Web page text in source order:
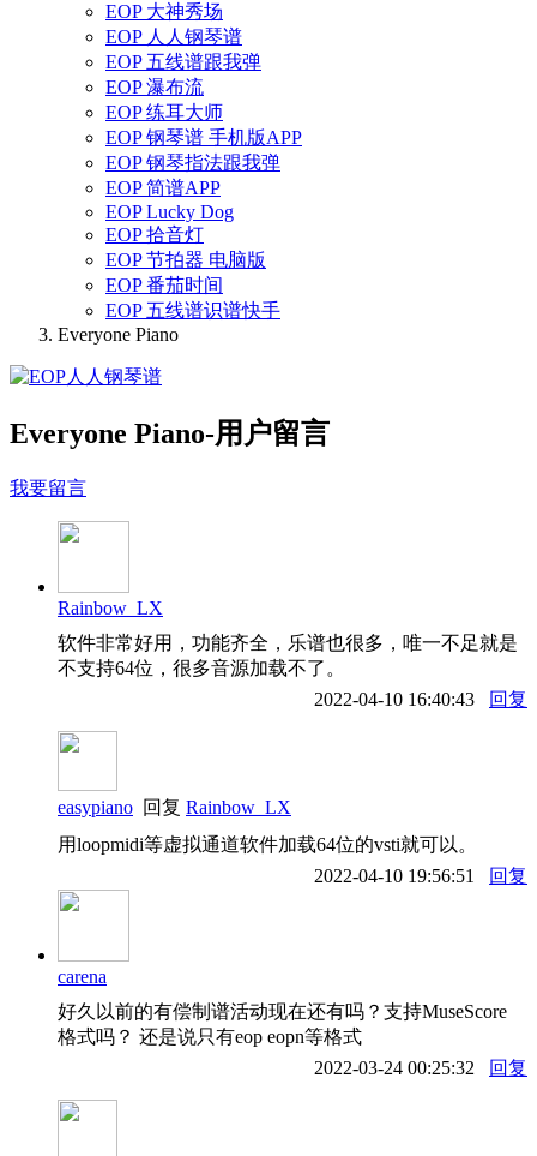
EOP 大神秀场
EOP 人人钢琴谱
EOP 五线谱跟我弹
EOP 瀑布流
EOP 练耳大师
EOP 钢琴谱 手机版APP
EOP 钢琴指法跟我弹
EOP 简谱APP
EOP Lucky Dog
EOP 拾音灯
EOP 节拍器 电脑版
EOP 番茄时间
EOP 五线谱识谱快手
Everyone Piano
Everyone Piano-用户留言
我要留言
Rainbow_LX
软件非常好用，功能齐全，乐谱也很多，唯一不足就是
不支持64位，很多音源加载不了。
2022-04-10 16:40:43
回复
easypiano 回复 Rainbow_LX
用loopmidi等虚拟通道软件加载64位的vsti就可以。
2022-04-10 19:56:51
回复
carena
好久以前的有偿制谱活动现在还有吗？支持MuseScore
格式吗？ 还是说只有eop eopn等格式
2022-03-24 00:25:32
回复